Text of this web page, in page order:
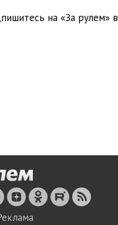
на «За рулем» в